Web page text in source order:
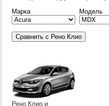
Марка
Модель
Рено Клио и